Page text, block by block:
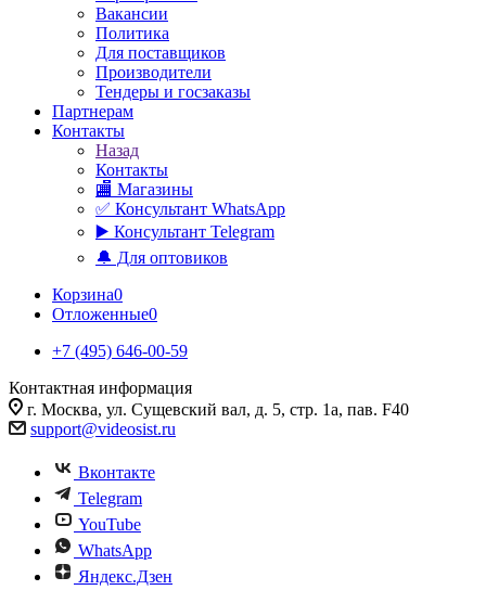
Вакансии
Политика
Для поставщиков
Производители
Тендеры и госзаказы
Партнерам
Контакты
Назад
Контакты
🏬 Магазины
✅️ Консультант WhatsApp
▶️ Консультант Telegram
🔔 Для оптовиков
Корзина0
Отложенные0
+7 (495) 646-00-59
Контактная информация
г. Москва, ул. Сущевский вал, д. 5, стр. 1а, пав. F40
support@videosist.ru
Вконтакте
Telegram
YouTube
WhatsApp
Яндекс.Дзен